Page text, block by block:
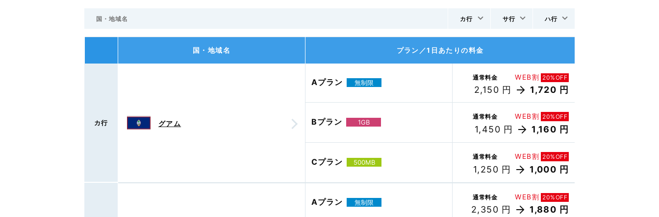
国・地域名 カ行 サ行 ハ行
国・地域名 プラン／1日あたりの料金
カ行 グアム
Aプラン 無制限
通常料金 WEB割 20%OFF
2,150 円 1,720 円
Bプラン 1GB
通常料金 WEB割 20%OFF
1,450 円 1,160 円
Cプラン 500MB
通常料金 WEB割 20%OFF
1,250 円 1,000 円
Aプラン 無制限
通常料金 WEB割 20%OFF
2,350 円 1,880 円